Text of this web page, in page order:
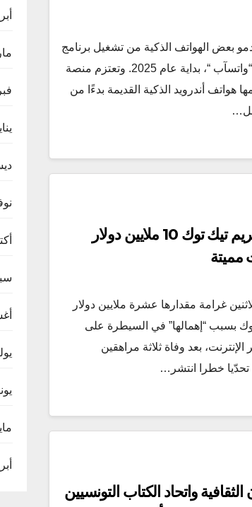
بعض الهواتف الذكية من تشغيل برنامج
التراسل الفورية “واتسآب “، بداية عام 2025. وتعتزم منصة
هواتف أندرويد الذكية القديمة بدءًا من
تكنولوجيا – تغريم تيك توك 10 ملايين دولار
مميتة
غرامة مقدارها عشرة ملايين دولار
بسبب “إهمالها” في السيطرة على
بعد وفاة ثلاثة مراهقين
تحدّيا خطرا انتشر…
واتحاد الكتاب التونسيين
يناير
مايو